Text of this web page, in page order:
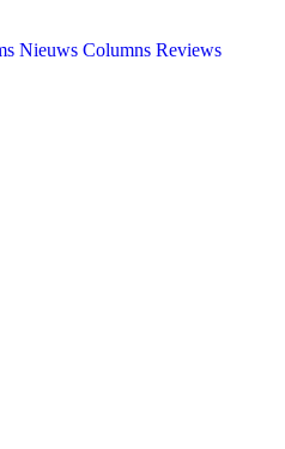
Nieuws Columns Reviews